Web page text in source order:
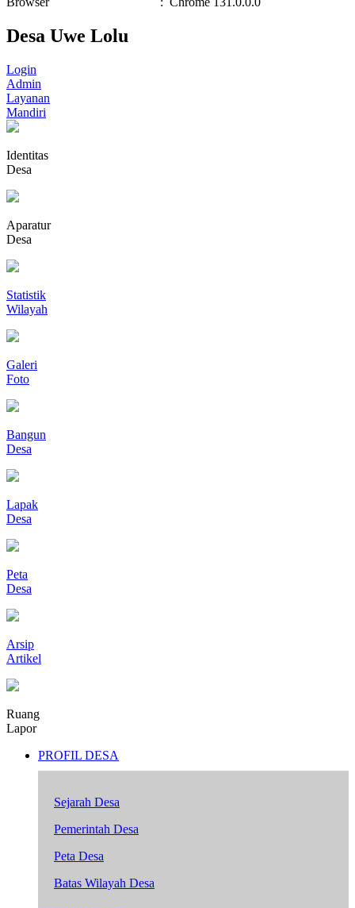
Desa Uwe Lolu
Login
Admin
Layanan
Mandiri
Identitas
Desa
Aparatur
Desa
Statistik
Wilayah
Galeri
Foto
Bangun
Desa
Lapak
Desa
Peta
Desa
Arsip
Artikel
Ruang
Lapor
PROFIL DESA
Sejarah Desa
Pemerintah Desa
Peta Desa
Batas Wilayah Desa